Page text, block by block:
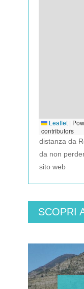
Leaflet |
contributors
distanza da
da non
sito web
SCOPRI